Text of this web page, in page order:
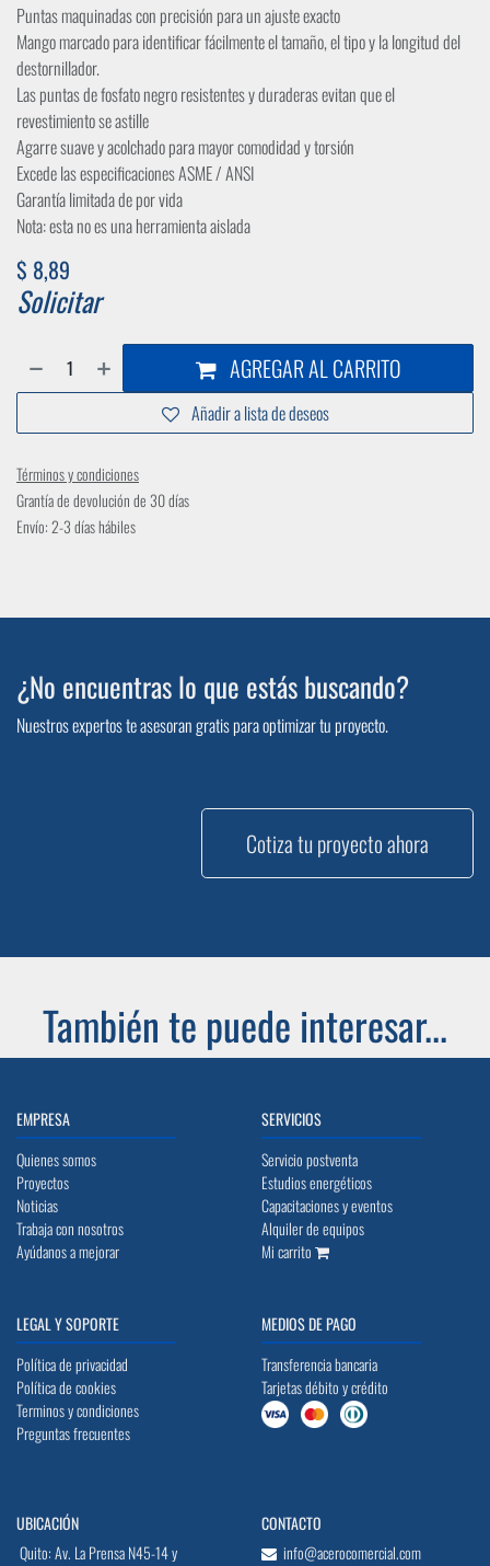
Puntas maquinadas con precisión para un ajuste exacto
Mango marcado para identificar fácilmente el tamaño, el tipo y la longitud del
destornillador.
Las puntas de fosfato negro resistentes y duraderas evitan que el
revestimiento se astille
Agarre suave y acolchado para mayor comodidad y torsión
Excede las especificaciones ASME / ANSI
Garantía limitada de por vida
Nota: esta no es una herramienta aislada
$ 8,89
Solicitar
AGREGAR AL CARRITO
Añadir a lista de deseos
Términos y condiciones
Grantía de devolución de 30 días
Envío: 2-3 días hábiles
¿No encuentras lo que estás buscando?
Nuestros expertos te asesoran gratis para optimizar tu proyecto.
Cotiza tu proyecto ahora
También te puede interesar...
EMPRESA
Quienes somos
Proyectos
Noticias
Trabaja con nosotros
Ayúdanos a mejorar
SERVICIOS
Servicio postventa
Estudios energéticos
Capacitaciones y eventos
Alquiler de equipos
Mi carrito
LEGAL Y SOPORTE
Política de privacidad
Política de cookies
Terminos y condiciones
Preguntas frecuentes
MEDIOS DE PAGO
Transferencia bancaria
Tarjetas débito y crédito
UBICACIÓN
Quito: Av. La Prensa N45-14 y
CONTACTO
info@acerocomercial.com